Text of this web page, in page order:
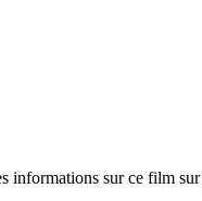
informations sur ce film sur